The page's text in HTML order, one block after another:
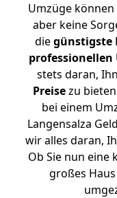
Umzüge
aber keine
diegünstigste
professionellen
stets daran,
Preisezu
bei einem
Langensalza
wir alles daran,
Ob Sie nun eine
großes